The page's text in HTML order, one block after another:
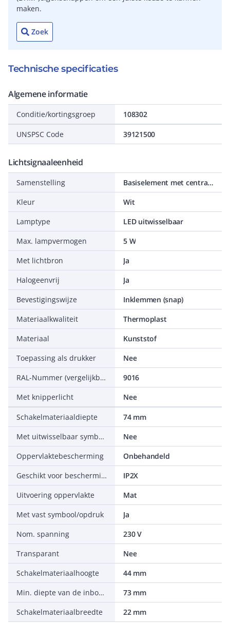
maken.
Zoek
Technische specificaties
Algemene informatie
Conditie/kortingsgroep 108302
UNSPSC Code 39121500
Lichtsignaaleenheid
Samenstelling
Basiselement met centrale afdekplaat
Kleur
Wit
Lamptype
LED uitwisselbaar
Max. lampvermogen
5 W
Met lichtbron
Ja
Halogeenvrij
Ja
Bevestigingswijze
Inklemmen (snap)
Materiaalkwaliteit
Thermoplast
Materiaal
Kunststof
Toepassing als drukker
Nee
RAL-Nummer (vergelijkbaar)
9016
Met knipperlicht
Nee
Schakelmateriaaldiepte
74 mm
Met uitwisselbaar symbool
Nee
Oppervlaktebescherming
Onbehandeld
Geschikt voor beschermingsgraad (IP)
IP2X
Uitvoering oppervlakte
Mat
Met vast symbool/opdruk
Ja
Nom. spanning
230 V
Transparant
Nee
Schakelmateriaalhoogte
44 mm
Min. diepte van de inbouwdoos
73 mm
Schakelmateriaalbreedte
22 mm